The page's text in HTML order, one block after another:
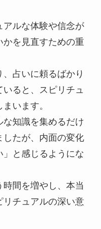
アルな体験や信念が
を見直すための重
占いに頼るばかり
ると、スピリチュ
います。
知識を集めるだけ
したが、内面の変化
と感じるようにな
間を増やし、本当
チュアルの深い意